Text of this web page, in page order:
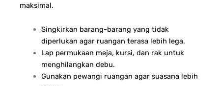
maksimal.
Singkirkan barang-barang yang tidak
diperlukan agar ruangan terasa lebih lega.
Lap permukaan meja, kursi, dan rak untuk
menghilangkan debu.
Gunakan pewangi ruangan agar suasana lebih